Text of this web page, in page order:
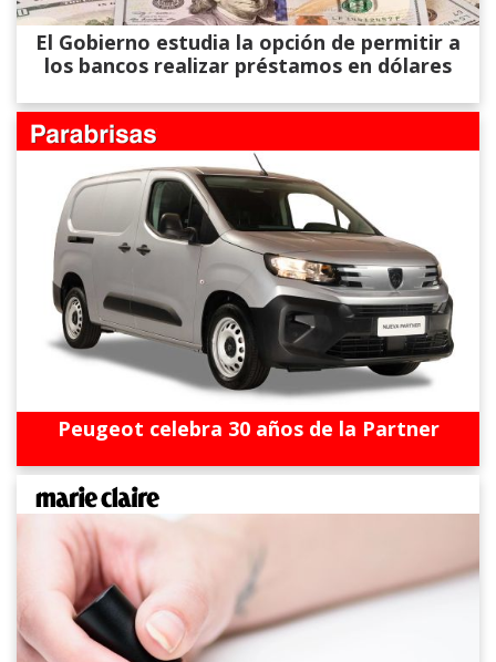
El Gobierno estudia la opción de permitir a
los bancos realizar préstamos en dólares
Peugeot celebra 30 años de la Partner